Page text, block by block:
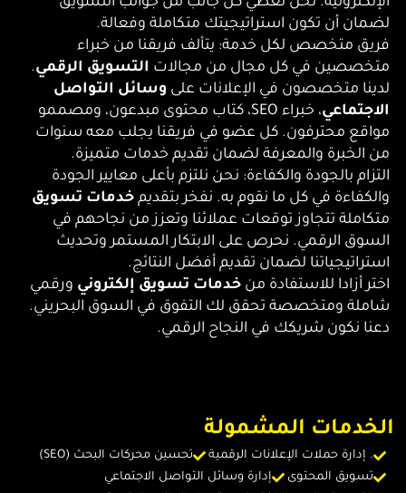
لضمان أن تكون استراتيجيتك متكاملة وفعالة.
فريق متخصص لكل خدمة: يتألف فريقنا من خبراء
متخصصين في كل مجال من مجالات التسويق الرقمي.
لدينا متخصصون في الإعلانات على وسائل التواصل
الاجتماعي
، خبراء SEO، كتاب محتوى مبدعون، ومصممو
مواقع محترفون. كل عضو في فريقنا يجلب معه سنوات
من الخبرة والمعرفة لضمان تقديم خدمات متميزة.
التزام بالجودة والكفاءة: نحن نلتزم بأعلى معايير الجودة
والكفاءة في كل ما نقوم به. نفخر بتقديمخدمات تسويق
متكاملة تتجاوز توقعات عملائنا وتعزز من نجاحهم في
السوق الرقمي. نحرص على الابتكار المستمر وتحديث
استراتيجياتنا لضمان تقديم أفضل النتائج.
اختر أزادا للاستفادة منخدمات تسويق إلكتروني ورقمي
شاملة ومتخصصة تحقق لك التفوق في السوق البحريني.
دعنا نكون شريكك في النجاح الرقمي.
الخدمات المشمولة
. إدارة حملات الإعلانات الرقمية
تحسين محركات البحث (SEO)
تسويق المحتوى
إدارة وسائل التواصل الاجتماعي